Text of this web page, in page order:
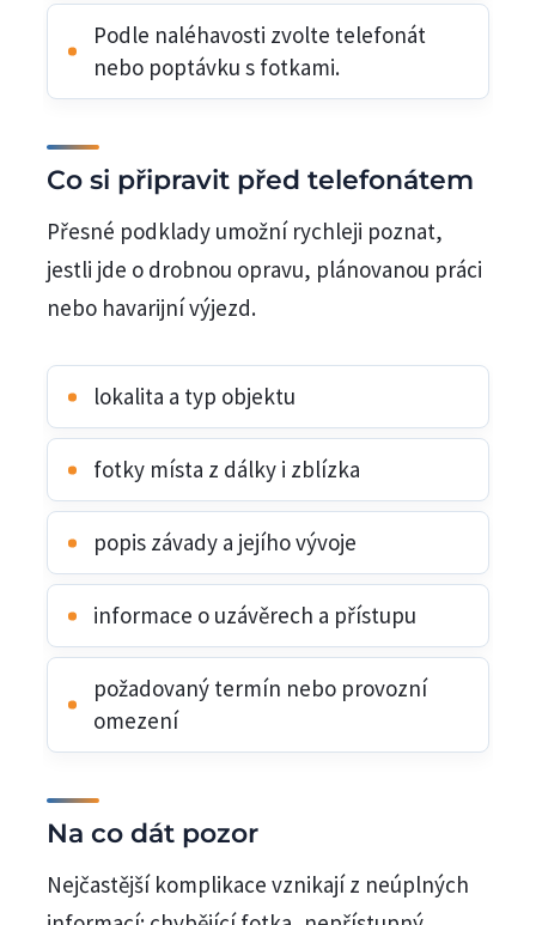
Podle naléhavosti zvolte telefonát
nebo poptávku s fotkami.
Co si připravit před telefonátem
Přesné podklady umožní rychleji poznat,
jestli jde o drobnou opravu, plánovanou práci
nebo havarijní výjezd.
lokalita a typ objektu
fotky místa z dálky i zblízka
popis závady a jejího vývoje
informace o uzávěrech a přístupu
požadovaný termín nebo provozní
omezení
Na co dát pozor
Nejčastější komplikace vznikají z neúplných